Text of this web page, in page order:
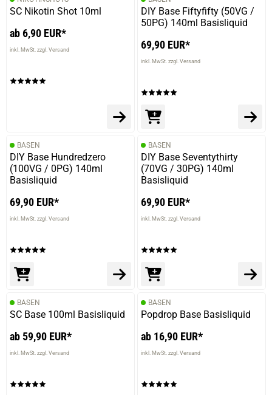
SC Nikotin Shot 10ml
ab 6,90 EUR*
inkl. MwSt. zzgl. Versand
DIY Base Fiftyfifty (50VG /
50PG) 140ml Basisliquid
69,90 EUR*
inkl. MwSt. zzgl. Versand
BASEN
DIY Base Hundredzero
(100VG / 0PG) 140ml
Basisliquid
69,90 EUR*
inkl. MwSt. zzgl. Versand
BASEN
DIY Base Seventythirty
(70VG / 30PG) 140ml
Basisliquid
69,90 EUR*
inkl. MwSt. zzgl. Versand
BASEN
SC Base 100ml Basisliquid
ab 59,90 EUR*
inkl. MwSt. zzgl. Versand
BASEN
Popdrop Base Basisliquid
ab 16,90 EUR*
inkl. MwSt. zzgl. Versand